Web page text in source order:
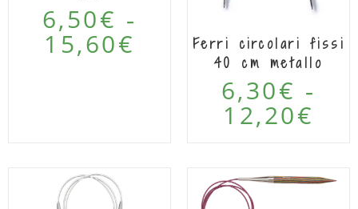
6,50€ -
15,60€
Ferri circolari fissi
40 cm metallo
6,30€ -
12,20€